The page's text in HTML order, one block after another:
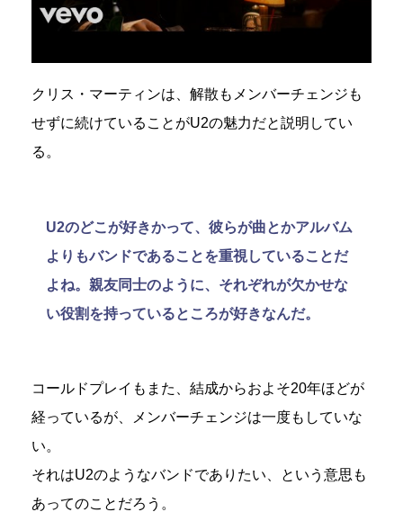
クリス・マーティンは、解散もメンバーチェンジも
せずに続けていることがU2の魅力だと説明してい
る。
U2のどこが好きかって、彼らが曲とかアルバム
よりもバンドであることを重視していることだ
よね。親友同士のように、それぞれが欠かせな
い役割を持っているところが好きなんだ。
コールドプレイもまた、結成からおよそ20年ほどが
経っているが、メンバーチェンジは一度もしていな
い。
それはU2のようなバンドでありたい、という意思も
あってのことだろう。